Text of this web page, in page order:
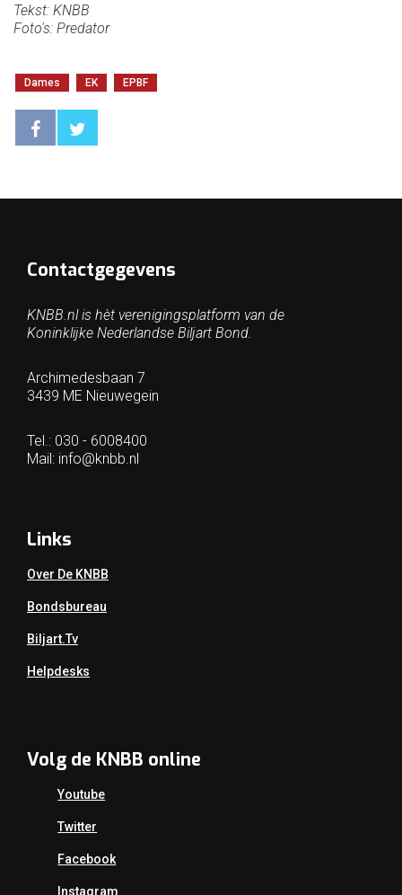
Tekst: KNBB
Foto's: Predator
Dames EK EPBF
Contactgegevens
KNBB.nl is hèt verenigingsplatform van de
Koninklijke Nederlandse Biljart Bond.
Archimedesbaan 7
3439 ME Nieuwegein
Tel.: 030 - 6008400
Mail: info@knbb.nl
Links
Over De KNBB
Bondsbureau
Biljart.tv
Helpdesks
Volg de KNBB online
Youtube
Twitter
Facebook
Instagram